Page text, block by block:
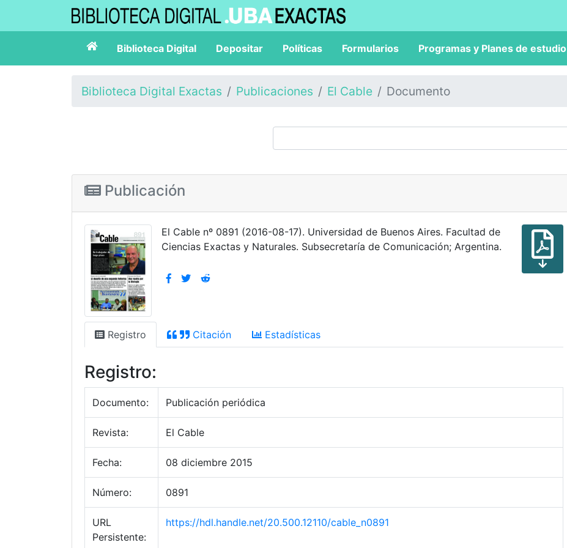
Biblioteca Digital Depositar Políticas Formularios Programas y Planes de estudio
Biblioteca Digital Exactas Publicaciones El Cable Documento
Publicación
El Cable nº 0891 (2016-08-17). Universidad de Buenos Aires. Facultad de
Ciencias Exactas y Naturales. Subsecretaría de Comunicación; Argentina.
Registro Citación Estadísticas
Registro:
Documento: Publicación periódica
Revista: El Cable
Fecha: 08 diciembre 2015
Número: 0891
URL
Persistente:
https://hdl.handle.net/20.500.12110/cable_n0891